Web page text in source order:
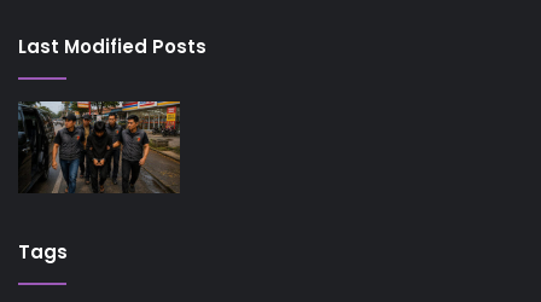
Last Modified Posts
Tags